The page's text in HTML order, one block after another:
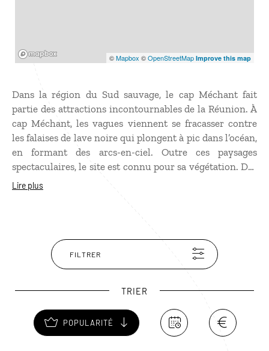
©Mapbox ©OpenStreetMap Improve this map
Dans la région du Sud sauvage, le cap Méchant fait
partie des attractions incontournables de la Réunion. À
cap Méchant, les vagues viennent se fracasser contre
les falaises de lave noire qui plongent à pic dans l’océan,
en formant des arcs-en-ciel. Outre ces paysages
spectaculaires, le site est connu pour sa végétation. Des
vacoas, arbres typiques de l’île Bourbon, bordent la
servant une cuisine traditionnelle réputée dans toute
Lire plus
FILTRER
TRIER
POPULARITÉ